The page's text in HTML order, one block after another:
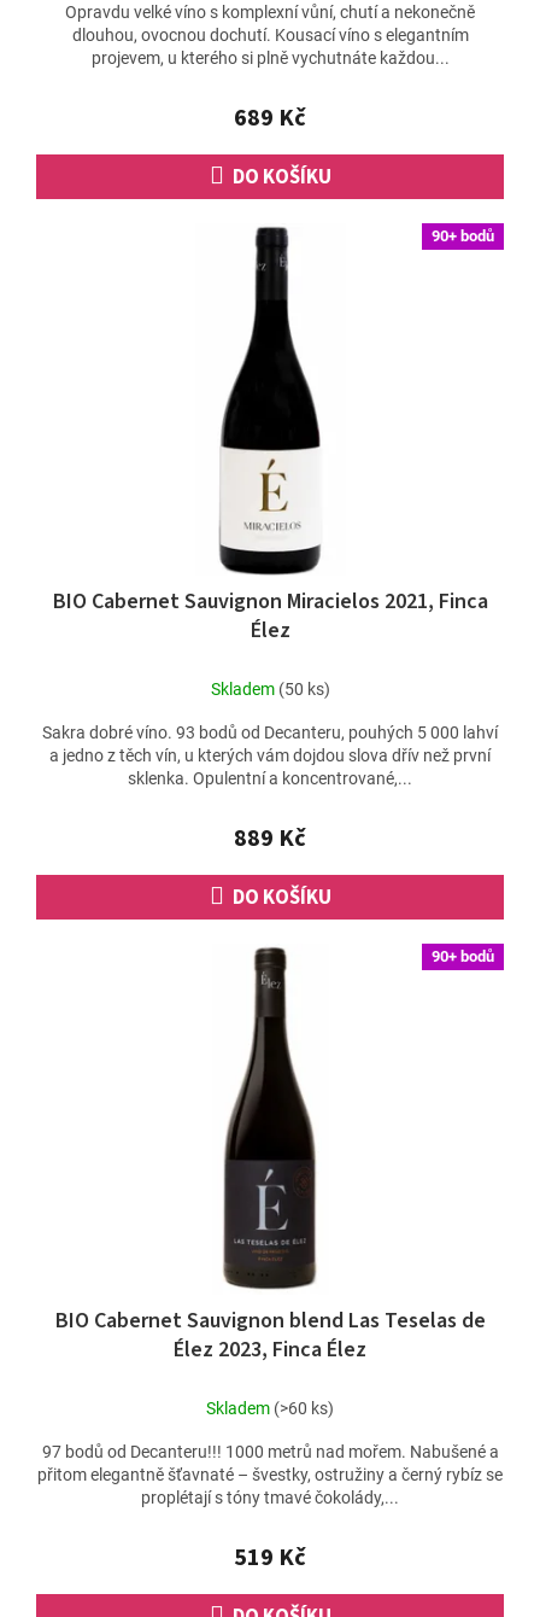
produktu
je
4,6
5
hvězdiček.
689 Kč
DO KOŠÍKU
Opravdu velké víno s komplexní vůní, chutí a nekonečně
dlouhou, ovocnou dochutí. Kousací víno s elegantním
projevem, u kterého si plně vychutnáte každou...
90+ bodů
BIO Cabernet Sauvignon Miracielos 2021, Finca
Élez
Skladem (50 ks)
889 Kč
DO KOŠÍKU
Sakra dobré víno. 93 bodů od Decanteru, pouhých 5 000 lahví
a jedno z těch vín, u kterých vám dojdou slova dřív než první
sklenka. Opulentní a koncentrované,...
90+ bodů
BIO Cabernet Sauvignon blend Las Teselas de
Élez 2023, Finca Élez
Skladem (>60 ks)
519 Kč
97 bodů od Decanteru!!! 1000 metrů nad mořem. Nabušené a
přitom elegantně šťavnaté – švestky, ostružiny a černý rybíz se
proplétají s tóny tmavé čokolády,...